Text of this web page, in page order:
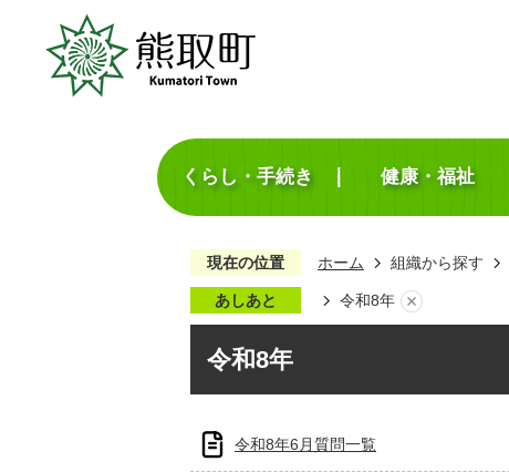
くらし・手続き 健康・福祉
現在の位置 ホーム 組織から探す
あしあと 令和8年
令和8年
令和8年6月質問一覧